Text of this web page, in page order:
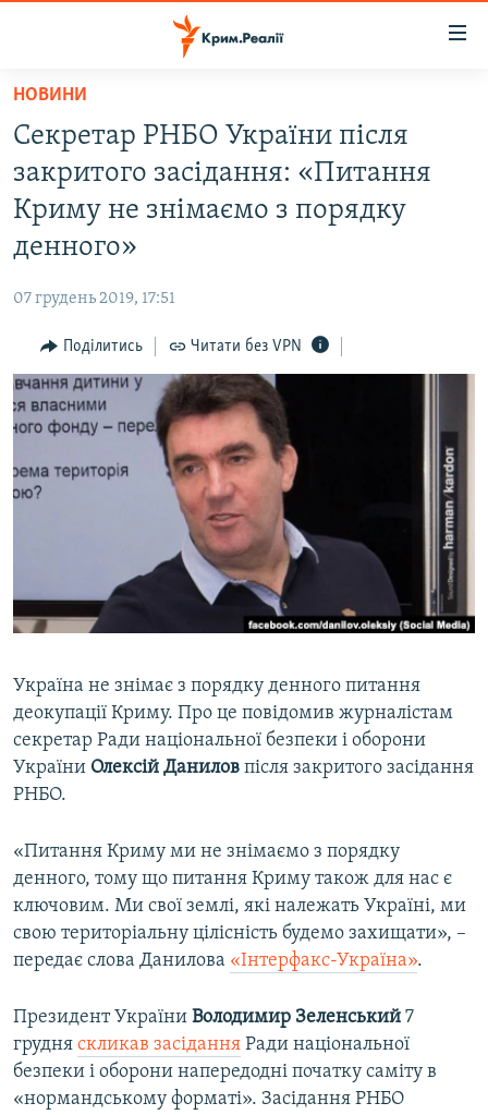
Перейти
основного
матеріалу
Перейти
до
основної
Перейти
пошуку
ВОДА.КРИМ
ВІДЕО ТА ФОТО
ПОГЛЯД
ІНТЕРВ'Ю
ВСЕ ЗА ДЕНЬ
СПЕЦПРОЕКТИ
ДЕПОРТАЦІЯ
ВІДЕОУРОКИ «ELIFBE»
УКРАЇНСЬКА ПРОБЛЕМА КРИМУ
ІНФОГРАФІКА
ЯК ОБІЙТИ БЛОКУВАННЯ
ДОЛУЧАЙСЯ!
Усі сайти RFE/RL
НОВИНИ
Секретар РНБО України після
закритого засідання: «Питання
Криму не знімаємо з порядку
денного»
07 грудень 2019, 17:51
Поділитись Читати без VPN
Україна не знімає з порядку денного питання
деокупації Криму. Про це повідомив журналістам
секретар Ради національної безпеки і оборони
України Олексій Данилов після закритого засідання
РНБО.
«Питання Криму ми не знімаємо з порядку
денного, тому що питання Криму також для нас є
ключовим. Ми свої землі, які належать Україні, ми
свою територіальну цілісність будемо захищати», –
передає слова Данилова «Інтерфакс-Україна».
Президент України Володимир Зеленський 7
грудня скликав засідання Ради національної
безпеки і оборони напередодні початку саміту в
«нормандському форматі». Засідання РНБО